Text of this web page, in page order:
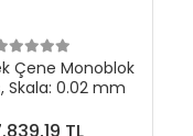
Çene Monoblok
Skala: 0.02 mm
TL